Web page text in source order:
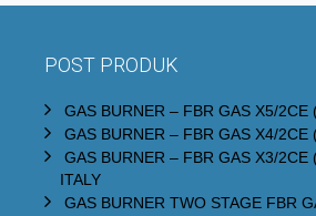
POST PRODUK
GAS BURNER – FBR GAS X5/2CE
GAS BURNER – FBR GAS X4/2CE
GAS BURNER – FBR GAS X3/2CE
ITALY
GAS BURNER TWO STAGE FBR